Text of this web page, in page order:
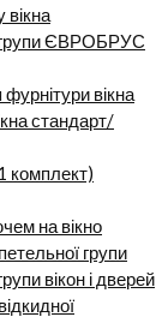
вікна
групи ЄВРОБРУС
вікна
стандарт/
комплект)
на вікно
групи
вікон і дверей